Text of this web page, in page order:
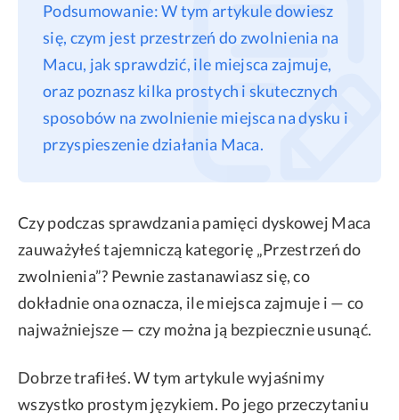
Privacy
Terms
Podsumowanie: W tym artykule dowiesz
się, czym jest przestrzeń do zwolnienia na
Macu, jak sprawdzić, ile miejsca zajmuje,
oraz poznasz kilka prostych i skutecznych
sposobów na zwolnienie miejsca na dysku i
przyspieszenie działania Maca.
Czy podczas sprawdzania pamięci dyskowej Maca
zauważyłeś tajemniczą kategorię „Przestrzeń do
zwolnienia”? Pewnie zastanawiasz się, co
dokładnie ona oznacza, ile miejsca zajmuje i — co
najważniejsze — czy można ją bezpiecznie usunąć.
Dobrze trafiłeś. W tym artykule wyjaśnimy
wszystko prostym językiem. Po jego przeczytaniu